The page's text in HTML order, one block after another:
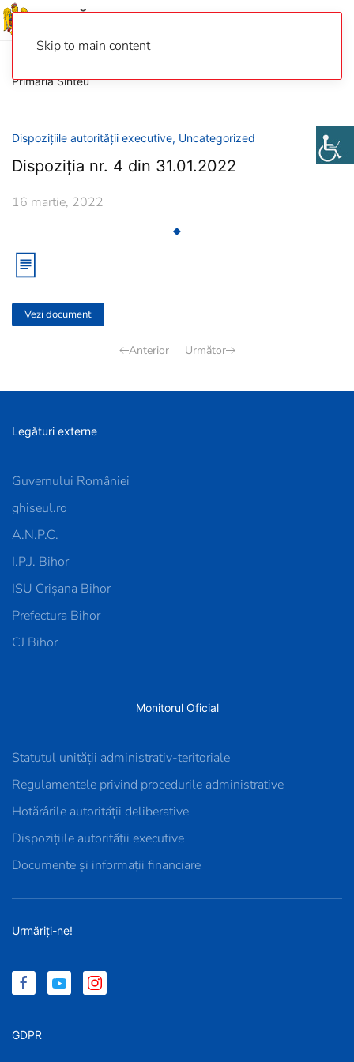
Skip to main content
Primaria Sinteu
Dispozițiile autorității executive, Uncategorized
Dispoziția nr. 4 din 31.01.2022
16 martie, 2022
Vezi document
Anterior Următor
Legături externe
Guvernului României
ghiseul.ro
A.N.P.C.
I.P.J. Bihor
ISU Crișana Bihor
Prefectura Bihor
CJ Bihor
Monitorul Oficial
Statutul unității administrativ-teritoriale
Regulamentele privind procedurile administrative
Hotărârile autorității deliberative
Dispozițiile autorității executive
Documente și informații financiare
Urmăriți-ne!
GDPR